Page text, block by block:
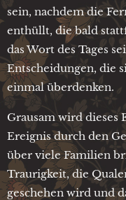
sein, nachdem die
enthüllt, die bald
das Wort des Tages
Entscheidungen, die
einmal überdenken.
Grausam wird dieses
Ereignis durch den
über viele Familien
Traurigkeit, die
geschehen wird und